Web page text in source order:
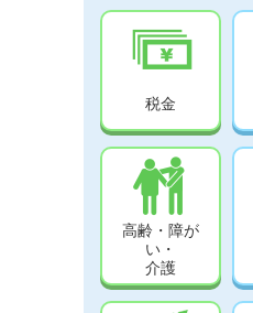
税金
高齢・障が
い・
介護